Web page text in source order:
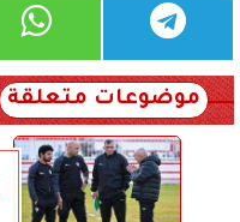
موضوعات متعلقة